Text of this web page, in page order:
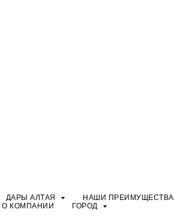
ДАРЫ АЛТАЯ НАШИ ПРЕИМУЩЕСТВА
О КОМПАНИИ
ГОРОД